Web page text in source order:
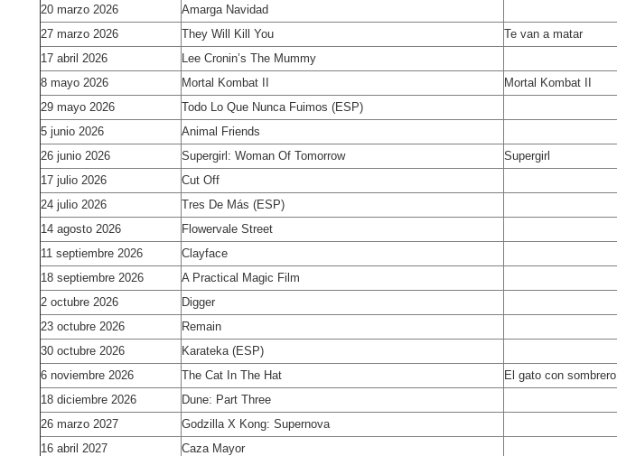
20 marzo 2026
Amarga Navidad
27 marzo 2026
They Will Kill You Te van a matar
17 abril 2026
Lee Cronin’s The Mummy
8 mayo 2026
Mortal Kombat II Mortal Kombat II
29 mayo 2026
Todo Lo Que Nunca Fuimos (ESP)
5 junio 2026
Animal Friends
26 junio 2026
Supergirl: Woman Of Tomorrow Supergirl
17 julio 2026
Cut Off
24 julio 2026
Tres De Más (ESP)
14 agosto 2026
Flowervale Street
11 septiembre 2026
Clayface
18 septiembre 2026
A Practical Magic Film
2 octubre 2026
Digger
23 octubre 2026
Remain
30 octubre 2026
Karateka (ESP)
6 noviembre 2026
The Cat In The Hat El gato con sombrero
18 diciembre 2026
Dune: Part Three
26 marzo 2027
Godzilla X Kong: Supernova
16 abril 2027
Caza Mayor